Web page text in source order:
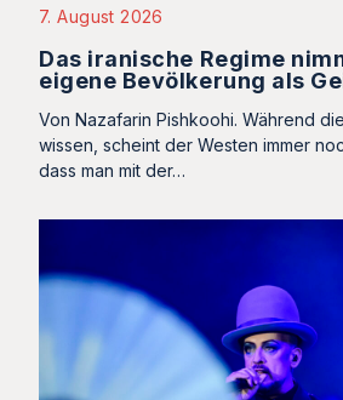
7. August 2026
Das iranische Regime
eigene Bevölkerung als
Von Nazafarin Pishkoohi. Während
wissen, scheint der Westen immer
dass man mit der…